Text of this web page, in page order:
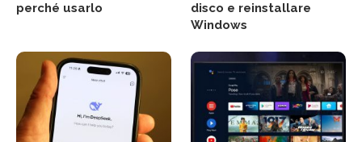
perché usarlo
disco e reinstallare
Windows